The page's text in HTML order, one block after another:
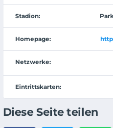
Stadion:
Homepage:
Netzwerke:
Eintrittskarten:
Diese Seite teilen